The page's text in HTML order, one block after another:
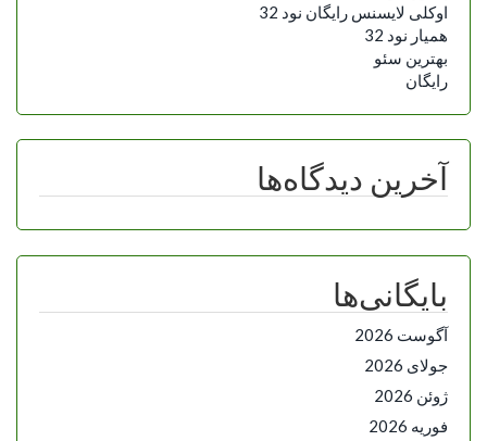
اوکلی لایسنس رایگان نود 32
همیار نود 32
بهترین سئو
رایگان
آخرین دیدگاه‌ها
بایگانی‌ها
آگوست 2026
جولای 2026
ژوئن 2026
فوریه 2026